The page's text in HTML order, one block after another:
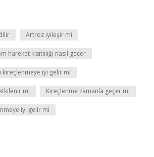
Artroz iyileşir mi
hareket kısıtlılığı nasıl geçer
kireçlenmeye iyi gelir mi
mi Kireçlenme zamanla geçer mi
iyi gelir mi